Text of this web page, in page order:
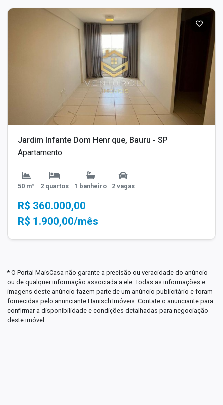
Jardim Infante Dom Henrique, Bauru - SP
Apartamento
50 m² 2 quartos 1 banheiro 2 vagas
R$ 360.000,00
R$ 1.900,00/mês
* O Portal MaisCasa não garante a precisão ou veracidade do anúncio
ou de qualquer informação associada a ele. Todas as informações e
imagens deste anúncio fazem parte de um anúncio publicitário e foram
fornecidas pelo anunciante Hanisch Imóveis. Contate o anunciante para
confirmar a disponibilidade e condições detalhadas para negociação
deste imóvel.